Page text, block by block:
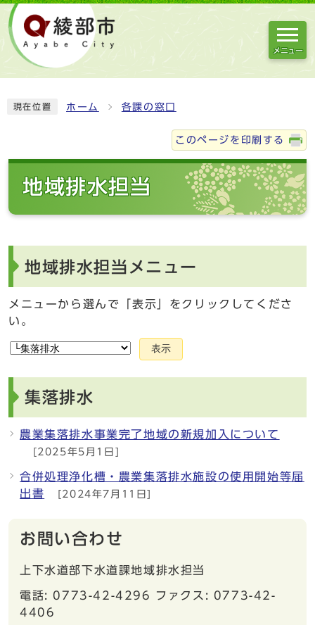
メニュー
現在位置 ホーム 各課の窓口
このページを印刷する
地域排水担当
地域排水担当メニュー
メニューから選んで「表示」をクリックしてくださ
い。
表示
集落排水
農業集落排水事業完了地域の新規加入について
[2025年5月1日]
合併処理浄化槽・農業集落排水施設の使用開始等届
出書
[2024年7月11日]
お問い合わせ
上下水道部下水道課地域排水担当
電話: 0773-42-4296 ファクス: 0773-42-
4406